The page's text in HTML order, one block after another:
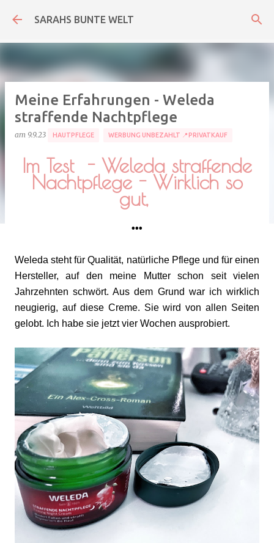
Direkt zum Hauptbereich
SARAHS BUNTE WELT
Meine Erfahrungen - Weleda
straffende Nachtpflege
am 9.9.23 HAUTPFLEGE WERBUNG UNBEZAHLT 📍PRIVATKAUF
Im Test - Weleda straffende
Nachtpflege - Wirklich so
gut,
•••
Weleda steht für Qualität, natürliche Pflege und für einen
Hersteller, auf den meine Mutter schon seit vielen
Jahrzehnten schwört. Aus dem Grund war ich wirklich
neugierig, auf diese Creme. Sie wird von allen Seiten
gelobt. Ich habe sie jetzt vier Wochen ausprobiert.